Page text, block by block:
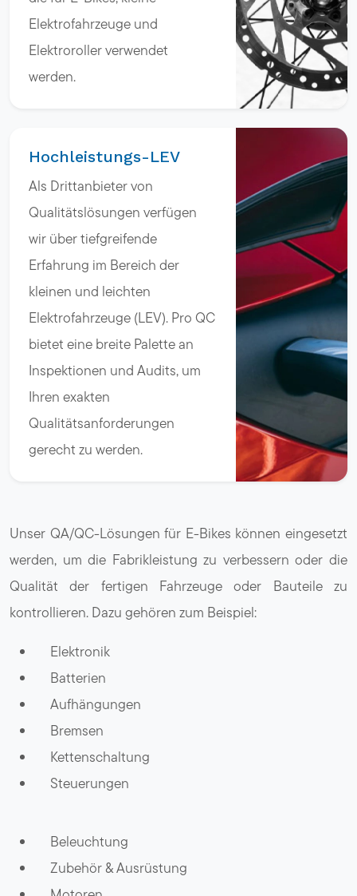
Elektrofahrzeuge und
Elektroroller verwendet
werden.
Hochleistungs-LEV
Als Drittanbieter von
Qualitätslösungen verfügen
wir über tiefgreifende
Erfahrung im Bereich der
kleinen und leichten
Elektrofahrzeuge (LEV). Pro QC
bietet eine breite Palette an
Inspektionen und Audits, um
Ihren exakten
Qualitätsanforderungen
gerecht zu werden.
Unser QA/QC-Lösungen für E-Bikes können eingesetzt
werden, um die Fabrikleistung zu verbessern oder die
Qualität der fertigen Fahrzeuge oder Bauteile zu
kontrollieren. Dazu gehören zum Beispiel:
Elektronik
Batterien
Aufhängungen
Bremsen
Kettenschaltung
Steuerungen
Beleuchtung
Zubehör & Ausrüstung